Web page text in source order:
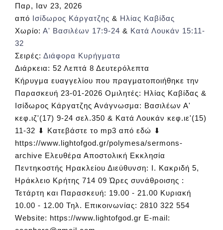
Παρ, Ιαν 23, 2026
από Ισίδωρος Κάργατζης & Ηλίας Καβίδας
Χωρίο: Α' Βασιλέων 17:9-24 & Κατά Λουκάν 15:11-
32
Σειρές: Διάφορα Κυρήγματα
Διάρκεια: 52 Λεπτά 8 Δευτερόλεπτα
Κήρυγμα ευαγγελίου που πραγματοποιήθηκε την
Παρασκευή 23-01-2026 Ομιλητές: Ηλίας Καβίδας &
Ισίδωρος Κάργατζης Ανάγνωσμα: Βασιλέων Α'
κεφ.ιζ'(17) 9-24 σελ.350 & Κατά Λουκάν κεφ.ιε'(15)
11-32 ⬇ Κατεβάστε το mp3 από εδώ ⬇
https://www.lightofgod.gr/polymesa/sermons-
archive Ελευθέρα Αποστολική Εκκλησία
Πεντηκοστής Ηρακλείου Διεύθυνση: Ι. Κακριδή 5,
Ηράκλειο Κρήτης 714 09 Ώρες συνάθροισης :
Τετάρτη και Παρασκευή: 19.00 - 21.00 Κυριακή
10.00 - 12.00 Τηλ. Επικοινωνίας: 2810 322 554
Website: https://www.lightofgod.gr E-mail: